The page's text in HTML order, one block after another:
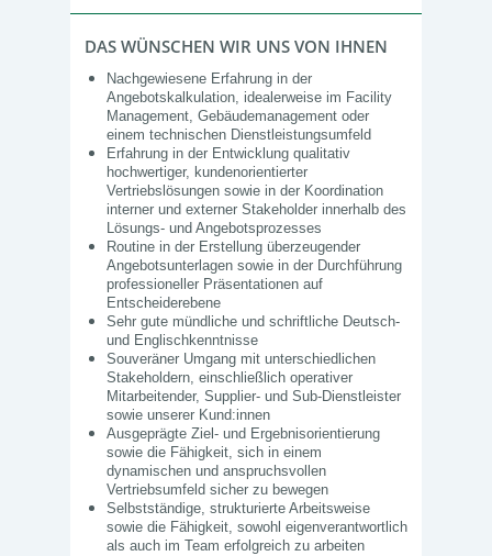
DAS WÜNSCHEN WIR UNS VON IHNEN
Nachgewiesene Erfahrung in der
Angebotskalkulation, idealerweise im Facility
Management, Gebäudemanagement oder
einem technischen Dienstleistungsumfeld
Erfahrung in der Entwicklung qualitativ
hochwertiger, kundenorientierter
Vertriebslösungen sowie in der Koordination
interner und externer Stakeholder innerhalb des
Lösungs‑ und Angebotsprozesses
Routine in der Erstellung überzeugender
Angebotsunterlagen sowie in der Durchführung
professioneller Präsentationen auf
Entscheiderebene
Sehr gute mündliche und schriftliche Deutsch‑
und Englischkenntnisse
Souveräner Umgang mit unterschiedlichen
Stakeholdern, einschließlich operativer
Mitarbeitender, Supplier- und Sub-Dienstleister
sowie unserer Kund:innen
Ausgeprägte Ziel‑ und Ergebnisorientierung
sowie die Fähigkeit, sich in einem
dynamischen und anspruchsvollen
Vertriebsumfeld sicher zu bewegen
Selbstständige, strukturierte Arbeitsweise
sowie die Fähigkeit, sowohl eigenverantwortlich
als auch im Team erfolgreich zu arbeiten